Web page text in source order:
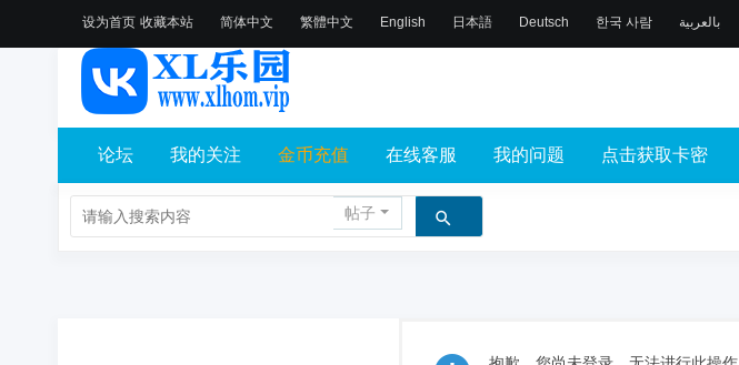
设为首页 收藏本站 简体中文 繁體中文 English 日本語 Deutsch 한국 사람 بالعربية
论坛 我的关注 金币充值 在线客服 我的问题 点击获取卡密
帖子